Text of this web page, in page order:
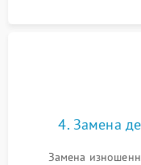
4. Замена
Замена